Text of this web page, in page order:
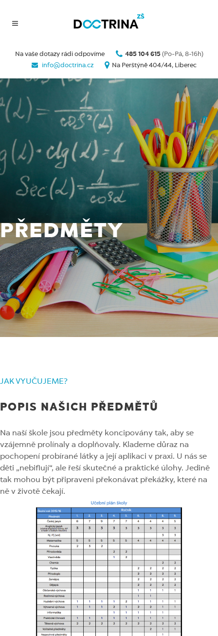
Na vaše dotazy rádi odpovíme 485 104 615 (Po-Pá, 8-16h)
info@doctrina.cz
Na Perštýně 404/44, Liberec
PŘEDMĚTY
JAK VYUČUJEME?
POPIS NAŠICH PŘEDMĚTŮ
Na naší škole jsou předměty koncipovány tak, aby se
vzájemně prolínaly a doplňovaly. Klademe důraz na
pochopení probírané látky a její aplikaci v praxi. U nás se
děti „nebiflují“, ale řeší skutečné a praktické úlohy. Jedině
tak mohou být připraveni překonávat překážky, které na
ně v životě čekají.